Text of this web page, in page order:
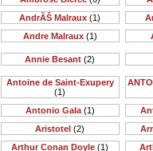
AndrĂŠ Malraux (1)
Andre Malraux(1)
Annie Besant (2)
Antoine de Saint-Exupery
(1)
Antonio Gala(1)
Aristotel (2)
Arthur Conan Doyle (1)